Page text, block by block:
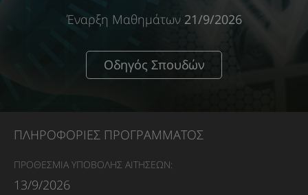
Έναρξη Μαθημάτων 21/9/2026
Οδηγός Σπουδών
ΠΛΗΡΟΦΟΡΙΕΣ ΠΡΟΓΡΑΜΜΑΤΟΣ
ΠΡΟΘΕΣΜΙΑ ΥΠΟΒΟΛΗΣ ΑΙΤΗΣΕΩΝ:
13/9/2026